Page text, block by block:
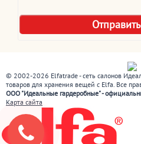
© 2002-2026 Elfatrade - сеть салонов
товаров для хранения вещей с Elfa. Все
ООО "Идеальные гардеробные" -
Карта сайта